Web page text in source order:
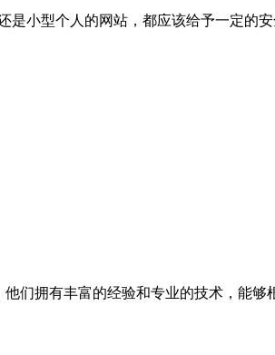
小型个人的网站，都应该给予一定的
们拥有丰富的经验和专业的技术，能